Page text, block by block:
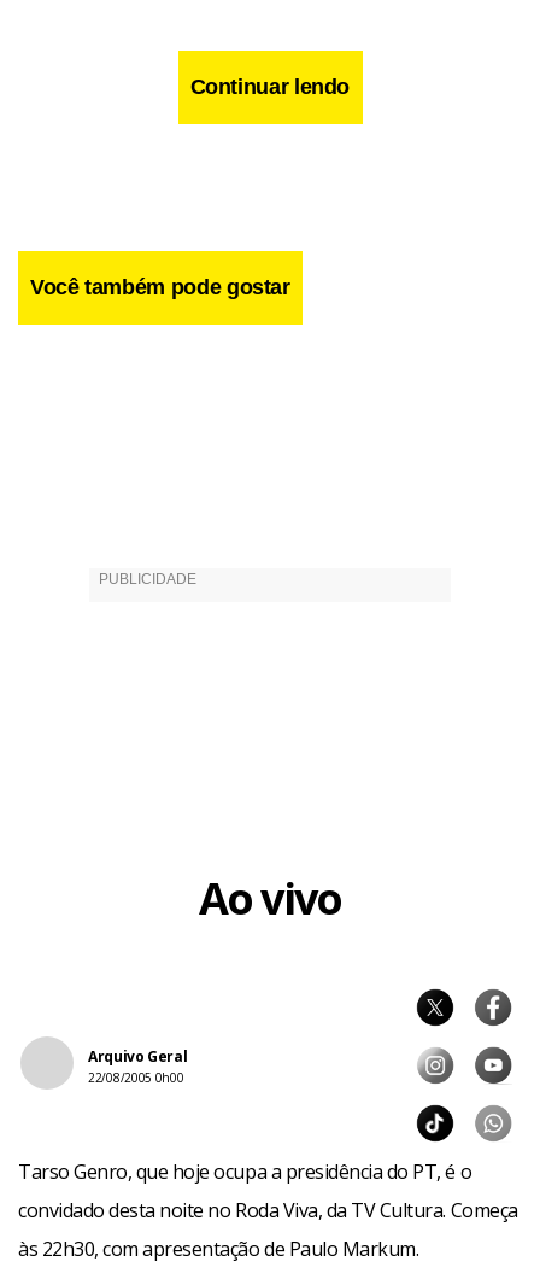
Continuar lendo
Você também pode gostar
Ao vivo
Arquivo Geral
22/08/2005 0h00
Tarso Genro, que hoje ocupa a presidência do PT, é o
convidado desta noite no Roda Viva, da TV Cultura. Começa
às 22h30, com apresentação de Paulo Markum.